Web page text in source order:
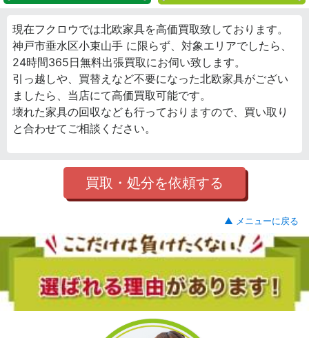
現在フクロウでは北欧家具を高価買取致しております。
神戸市垂水区小束山手 に限らず、対象エリアでしたら、
24時間365日無料出張買取にお伺い致します。
引っ越しや、買替えなど不要になった北欧家具がござい
ましたら、当店にて高価買取可能です。
壊れた家具の回収なども行っておりますので、買い取り
と合わせてご相談ください。
買取・処分を依頼する
▲ メニューに戻る